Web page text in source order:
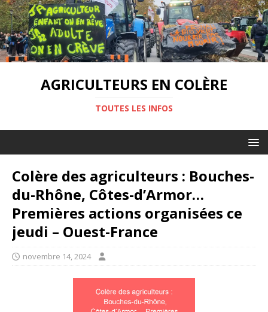
AGRICULTEURS EN COLÈRE
TOUTES LES INFOS
Colère des agriculteurs : Bouches-
du-Rhône, Côtes-d’Armor…
Premières actions organisées ce
jeudi – Ouest-France
novembre 14, 2024